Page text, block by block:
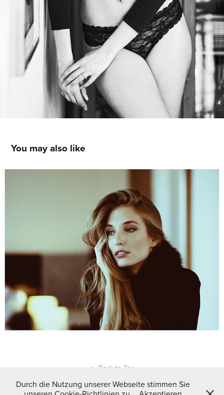
You may also like
↑ Back to Top
Durch die Nutzung unserer Webseite stimmen Sie